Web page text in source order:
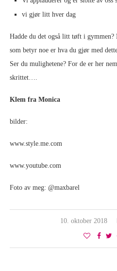
vi gjør litt hver dag
Hadde du det også litt tøft i
som betyr noe er hva du gjør med
Ser du mulighetene? For de er her
skrittet….
Klem fra Monica
bilder:
www.style.me.com
www.youtube.com
Foto av meg: @maxbarel
10. oktober 2018